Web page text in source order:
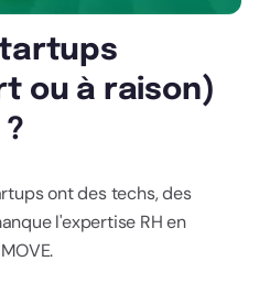
ou à raison)
ont des techs, des
l'expertise RH en